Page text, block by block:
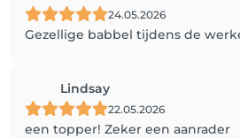
24.05.2026
Gezellige babbel tijdens de
Lindsay
22.05.2026
een topper! Zeker een aanrader